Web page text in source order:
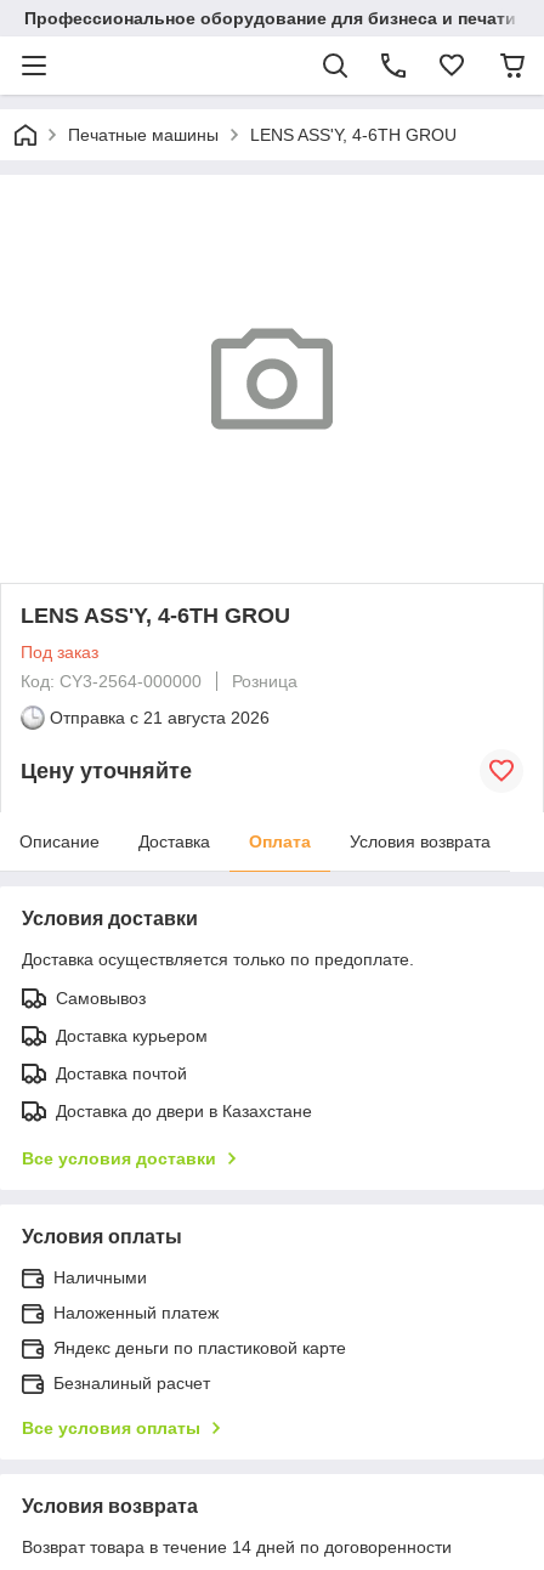
Профессиональное оборудование для бизнеса и печати в
Печатные машины LENS ASS'Y, 4-6TH GROU
LENS ASS'Y, 4-6TH GROU
Под заказ
Код: CY3-2564-000000
Розница
Отправка с 21 августа 2026
Цену уточняйте
Описание Доставка Оплата Условия возврата
Условия доставки
Доставка осуществляется только по предоплате.
Самовывоз
Доставка курьером
Доставка почтой
Доставка до двери в Казахстане
Все условия доставки
Условия оплаты
Наличными
Наложенный платеж
Яндекс деньги по пластиковой карте
Безналиный расчет
Все условия оплаты
Условия возврата
Возврат товара в течение 14 дней по договоренности